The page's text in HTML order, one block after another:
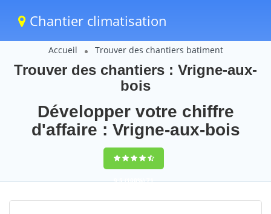
Chantier climatisation
Accueil Trouver des chantiers batiment
Trouver des chantiers : Vrigne-aux-
bois
Développer votre chiffre
d'affaire : Vrigne-aux-bois
9,5(100%)71
votes